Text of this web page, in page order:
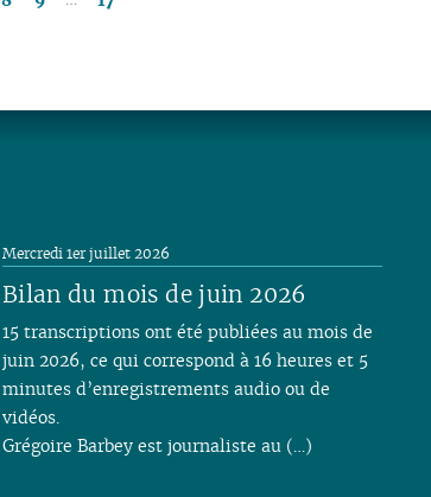
Bilan du mois de juin 2026
Mercredi 1er juillet 2026
15 transcriptions ont été publiées au mois de
juin 2026, ce qui correspond à 16 heures et 5
minutes d’enregistrements audio ou de
vidéos.
Grégoire Barbey est journaliste au (…)